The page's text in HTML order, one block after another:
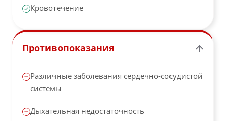
Кровотечение
Противопоказания
Различные заболевания сердечно-сосудистой
системы
Дыхательная недостаточность